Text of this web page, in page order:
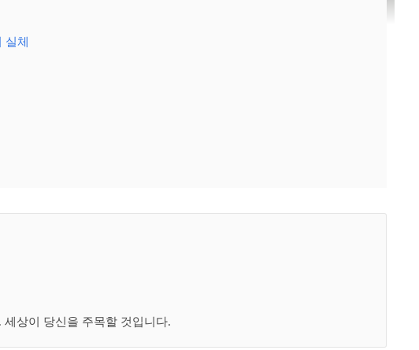
실체
상이 당신을 주목할 것입니다.